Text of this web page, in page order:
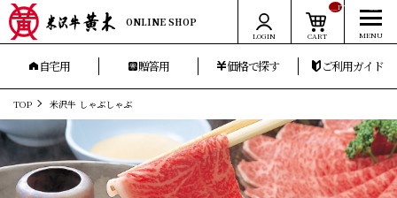
ONLINE SHOP
LOGIN CART
__ITM_CNT__
自宅用 贈答用 価格で探す ご利用ガイド
TOP 米沢牛 しゃぶしゃぶ